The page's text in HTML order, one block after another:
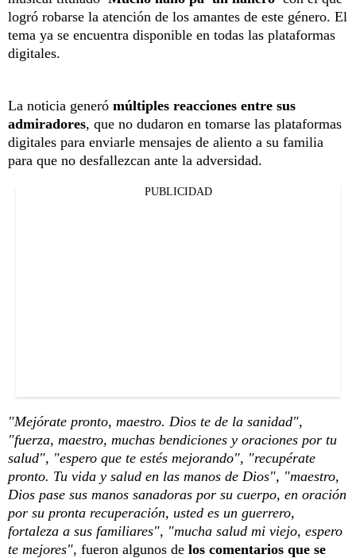
logró robarse la atención de los amantes de este género. El
tema ya se encuentra disponible en todas las plataformas
digitales.
La noticia generó múltiples reacciones entre sus
admiradores, que no dudaron en tomarse las plataformas
digitales para enviarle mensajes de aliento a su familia
para que no desfallezcan ante la adversidad.
PUBLICIDAD
"Mejórate pronto, maestro. Dios te de la sanidad",
"fuerza, maestro, muchas bendiciones y oraciones por tu
salud", "espero que te estés mejorando", "recupérate
pronto. Tu vida y salud en las manos de Dios", "maestro,
Dios pase sus manos sanadoras por su cuerpo, en oración
por su pronta recuperación, usted es un guerrero,
fortaleza a sus familiares", "mucha salud mi viejo, espero
te mejores", fueron algunos de los comentarios que se